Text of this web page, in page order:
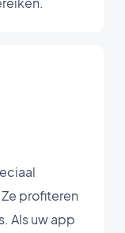
profiteren
Als uw app